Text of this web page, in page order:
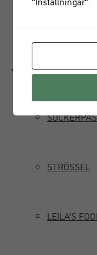
Delikatesser
STRÖSSEL
LEILA’S